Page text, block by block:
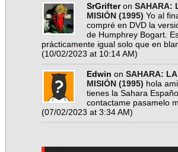
SrGrifteron SAHARA:
MISIÓN (1995) Yo al
compré en DVD la
de Humphrey Bogart.
prácticamente igual solo que en
(10/02/2023 at 10:14 AM)
Edwin on SAHARA:
MISIÓN (1995) hola
tienes la Sahara
contactame pasamelo
(07/02/2023 at 3:34 AM)